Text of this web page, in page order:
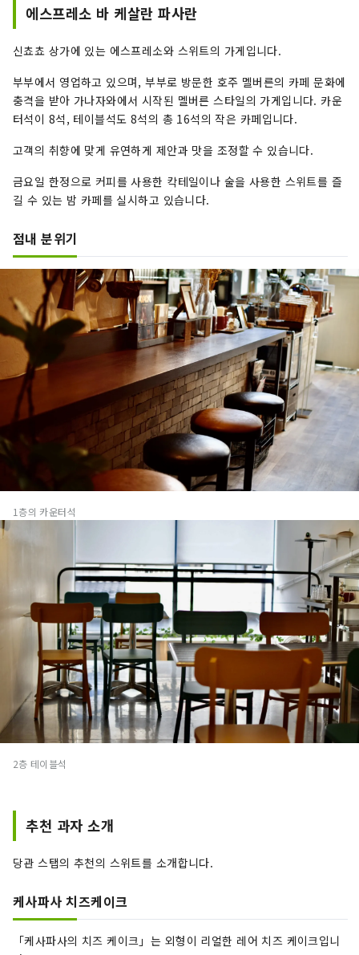
가미네에서 발하는 계류를 모아 흐르는 시내 유일
사계절의 경관은 방문할 때마다 새로운 감동을 줍
문화. 호텔 리솔 기후는 그런 사람과 물과의 관계를
소중히 여기고 있습니다. 거리와 함께 사람과 함께
떠나가는 호텔 리솔에서의 이야기를, 마음껏 즐겨
에스프레소 바 케살란 파사란
신쵸쵸 상가에 있는 에스프레소와 스위트의 가게입니다.
부부에서 영업하고 있으며, 부부로 방문한 호주 멜버른의 카페 문화에
충격을 받아 가나자와에서 시작된 멜버른 스타일의 가게입니다. 카운
터석이 8석, 테이블석도 8석의 총 16석의 작은 카페입니다.
고객의 취향에 맞게 유연하게 제안과 맛을 조정할 수 있습니다.
금요일 한정으로 커피를 사용한 칵테일이나 술을 사용한 스위트를 즐
길 수 있는 밤 카페를 실시하고 있습니다.
점내 분위기
1층의 카운터석
2층 테이블석
추천 과자 소개
당관 스탭의 추천의 스위트를 소개합니다.
케사파사 치즈케이크
「케사파사의 치즈 케이크」는 외형이 리얼한 레어 치즈 케이크입니